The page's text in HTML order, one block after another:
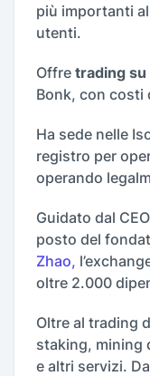
più importanti
utenti.
Offre trading
Bonk, con costi
Ha sede nelle
registro per
operando
Guidato dal
posto del
Zhao,
oltre 2.000
Oltre al trading
staking, mining
e altri servizi.